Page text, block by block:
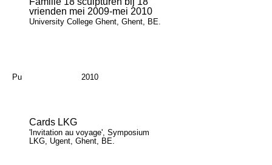
vrienden mei 2009-mei 2010
University College Ghent, Ghent, BE.
Pu 2010
Cards LKG
'Invitation au voyage', Symposium
LKG, Ugent, Ghent, BE.